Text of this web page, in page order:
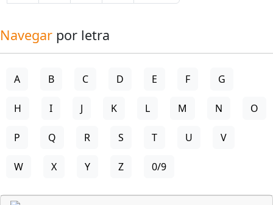
Navegar por letra
A B C D E F G
H I J K L M N O
P Q R S T U V
W X Y Z 0/9